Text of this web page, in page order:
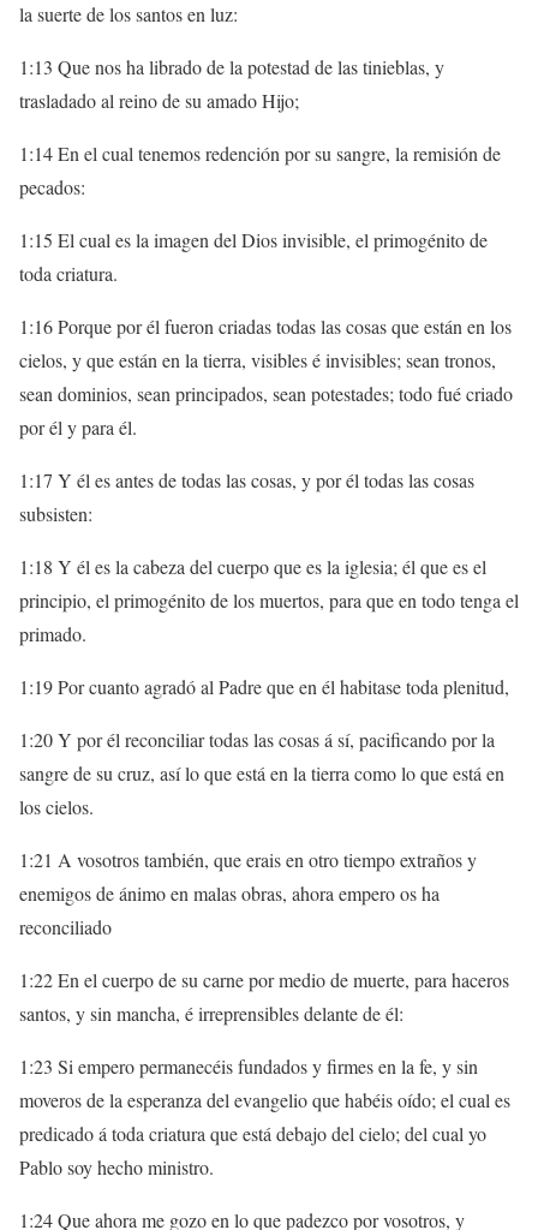
la suerte de los santos en luz:
1:13 Que nos ha librado de la potestad de las tinieblas, y
trasladado al reino de su amado Hijo;
1:14 En el cual tenemos redención por su sangre, la remisión de
pecados:
1:15 El cual es la imagen del Dios invisible, el primogénito de
toda criatura.
1:16 Porque por él fueron criadas todas las cosas que están en los
cielos, y que están en la tierra, visibles é invisibles; sean tronos,
sean dominios, sean principados, sean potestades; todo fué criado
por él y para él.
1:17 Y él es antes de todas las cosas, y por él todas las cosas
subsisten:
1:18 Y él es la cabeza del cuerpo que es la iglesia; él que es el
principio, el primogénito de los muertos, para que en todo tenga el
primado.
1:19 Por cuanto agradó al Padre que en él habitase toda plenitud,
1:20 Y por él reconciliar todas las cosas á sí, pacificando por la
sangre de su cruz, así lo que está en la tierra como lo que está en
los cielos.
1:21 A vosotros también, que erais en otro tiempo extraños y
enemigos de ánimo en malas obras, ahora empero os ha
reconciliado
1:22 En el cuerpo de su carne por medio de muerte, para haceros
santos, y sin mancha, é irreprensibles delante de él:
1:23 Si empero permanecéis fundados y firmes en la fe, y sin
moveros de la esperanza del evangelio que habéis oído; el cual es
predicado á toda criatura que está debajo del cielo; del cual yo
Pablo soy hecho ministro.
1:24 Que ahora me gozo en lo que padezco por vosotros, y